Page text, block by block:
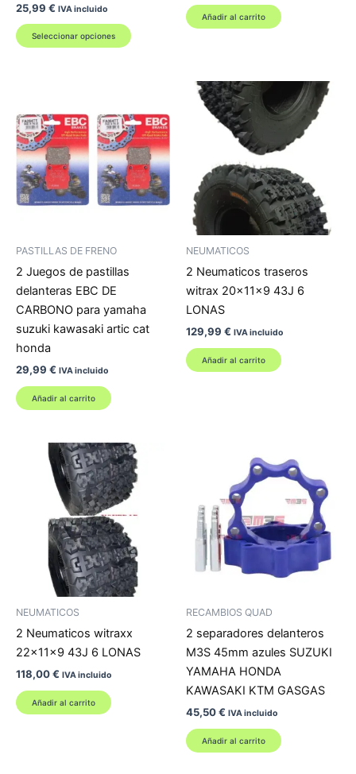
25,99 € IVA incluido
Seleccionar opciones
Este
Las
opciones
se
pueden
elegir
Añadir al carrito
PASTILLAS DE FRENO
2 Juegos de pastillas
delanteras EBC DE
CARBONO para yamaha
suzuki kawasaki artic cat
honda
29,99 € IVA incluido
Añadir al carrito
NEUMATICOS
2 Neumaticos traseros
witrax 20x11x9 43J 6
LONAS
129,99 € IVA incluido
Añadir al carrito
NEUMATICOS
2 Neumaticos witraxx
22x11x9 43J 6 LONAS
118,00€ IVA incluido
Añadir al carrito
RECAMBIOS QUAD
2 separadores delanteros
M3S 45mm azules SUZUKI
YAMAHA HONDA
KAWASAKI KTM GASGAS
45,50€ IVA incluido
Añadir al carrito